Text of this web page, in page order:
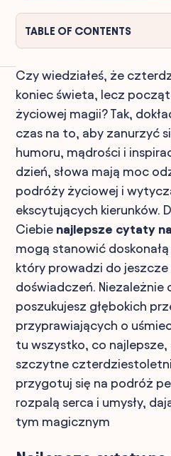
TABLE OF CONTENTS
Czy wiedziałeś, że
koniec świeta, lecz
życiowej magii? Tak,
czas na to, aby zanurzyć
humoru, mądrości i
dzień, słowa mają moc
podróży życiowej i
ekscytujących kierunków.
Ciebie najlepsze cytaty
mogą stanowić
który prowadzi do jeszcze
doświadczeń. Niezależnie
poszukujesz głębokich
przyprawiających o
tu wszystko, co
szczytne
przygotuj się na podróż
rozpalą serca i umysły,
tym magicznym